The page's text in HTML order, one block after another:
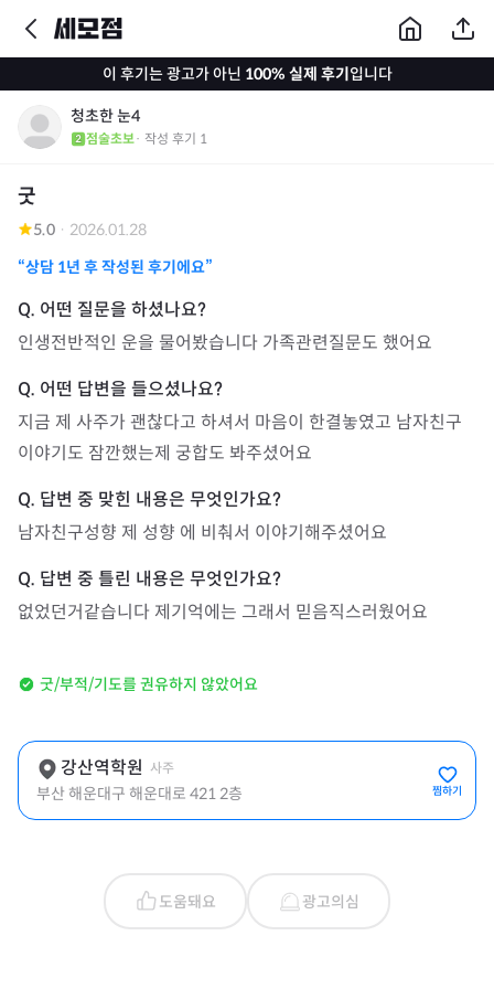
이 후기는 광고가 아닌 100% 실제 후기입니다
청초한 눈4
점술초보· 작성 후기 1
굿
5.0 · 2026.01.28
“상담 1년 후 작성된 후기에요”
인생전반적인 운을 물어봤습니다 가족관련질문도 했어요
지금 제 사주가 괜찮다고 하셔서 마음이 한결놓였고 남자친구
이야기도 잠깐했는제 궁합도 봐주셨어요
남자친구성향 제 성향 에 비춰서 이야기해주셨어요
없었던거같습니다 제기억에는 그래서 믿음직스러웠어요
굿/부적/기도를 권유하지 않았어요
강산역학원 사주
부산 해운대구 해운대로 421 2층 찜하기
도움돼요 광고의심